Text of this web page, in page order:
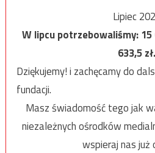
Lipiec
W lipcu potrzebowaliśmy:
633,5zł.
Dziękujemy! i zachęcamy do
fundacji.
Masz świadomość tego jak
niezależnych ośrodków
wspieraj nas już